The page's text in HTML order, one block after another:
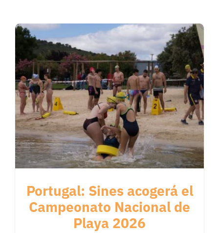
Portugal: Sines acogerá el
Campeonato Nacional de
Playa 2026